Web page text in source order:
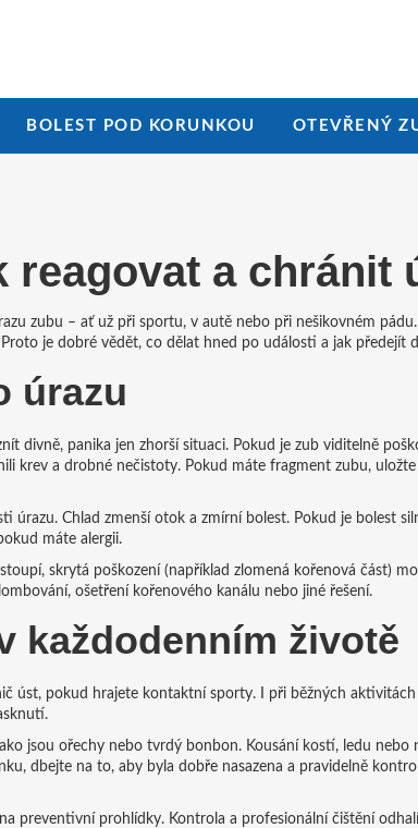
BOLEST POD KORUNKOU OTEVŘENÝ
reagovat a chránit
zubu – ať už při sportu, v autě nebo při nešikovném
je dobré vědět, co dělat hned po události a jak předejít
úrazu
divně, panika jen zhorší situaci. Pokud je zub viditelně
krev a drobné nečistoty. Pokud máte fragment zubu,
úrazu. Chlad zmenší otok a zmírní bolest. Pokud je bolest
máte alergii.
skrytá poškození (například zlomená kořenová část)
ošetření kořenového kanálu nebo jiné řešení.
každodenním životě
úst, pokud hrajete kontaktní sporty. I při běžných
jsou ořechy nebo tvrdý bonbon. Kousání kostí, ledu nebo
dbejte na to, aby byla dobře nasazena a pravidelně
preventivní prohlídky. Kontrola a profesionální čištění